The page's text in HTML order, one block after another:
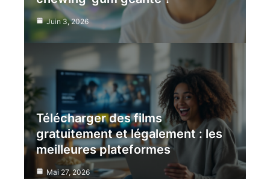
Juin 3, 2026
Télécharger des films
gratuitement et légalement : les
meilleures plateformes
Mai 27, 2026